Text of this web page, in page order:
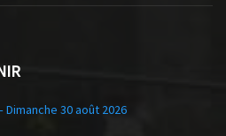
30 août 2026